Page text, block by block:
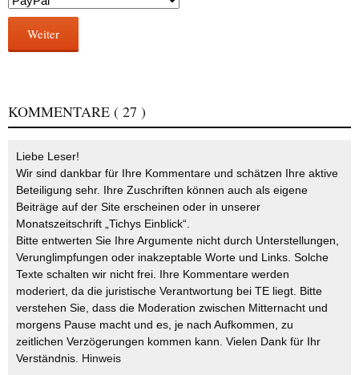
Weiter
KOMMENTARE ( 27 )
Liebe Leser!
Wir sind dankbar für Ihre Kommentare und schätzen Ihre aktive
Beteiligung sehr. Ihre Zuschriften können auch als eigene
Beiträge auf der Site erscheinen oder in unserer
Monatszeitschrift „Tichys Einblick“.
Bitte entwerten Sie Ihre Argumente nicht durch Unterstellungen,
Verunglimpfungen oder inakzeptable Worte und Links. Solche
Texte schalten wir nicht frei. Ihre Kommentare werden
moderiert, da die juristische Verantwortung bei TE liegt. Bitte
verstehen Sie, dass die Moderation zwischen Mitternacht und
morgens Pause macht und es, je nach Aufkommen, zu
zeitlichen Verzögerungen kommen kann. Vielen Dank für Ihr
Verständnis. Hinweis